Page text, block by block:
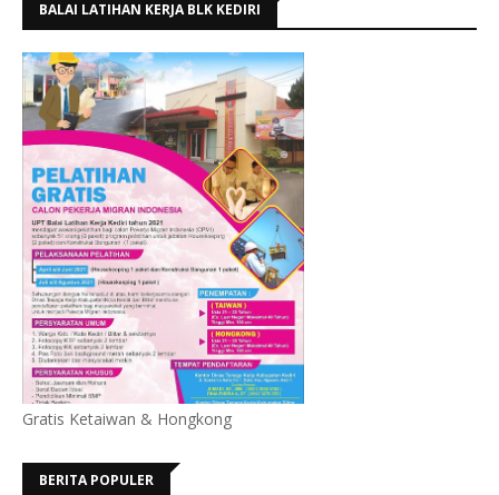
BALAI LATIHAN KERJA BLK KEDIRI
Gratis Ketaiwan & Hongkong
BERITA POPULER